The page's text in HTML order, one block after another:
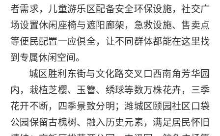
者需求，儿童游乐区配备安全环保设施，社交广
场设置休闲座椅与遮阳廊架，急救设施、售卖点
等便民配置一应俱全，让不同群体都能在这里找
到专属休闲空间。
城区胜利东街与文化路交叉口西南角芳华园
内，栽植芝樱、玉簪、绣球等数万株花卉，三季
花开不断，四季景致分明；潍城区颐园社区口袋
公园保留古槐树、融入历史元素，满足居民怀旧